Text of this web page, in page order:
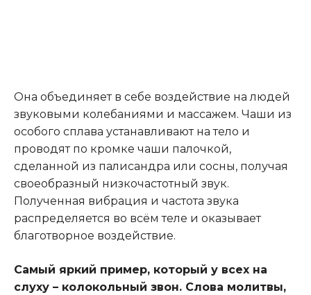
Она объединяет в себе воздействие на людей
звуковыми колебаниями и массажем. Чаши из
особого сплава устанавливают на тело и
проводят по кромке чаши палочкой,
сделанной из палисандра или сосны, получая
своеобразный низкочастотный звук.
Полученная вибрация и частота звука
распределяется во всём теле и оказывает
благотворное воздействие.
Самый яркий пример, который у всех на
слуху – колокольный звон. Слова молитвы,